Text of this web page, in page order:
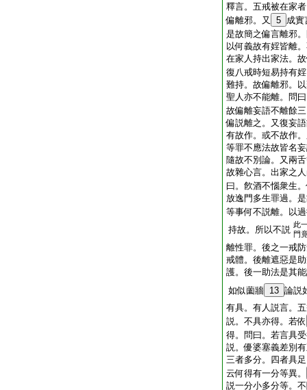
釋言。五戒被在家
偏離邪。又
5 成實
是故簡之偏言離邪
以何義故有婬皆離
在家人持出家法。
復八戒時短易持有
難持。故偏離邪。
聖人亦不能離。問
故偏離妄語不離餘
偏説離之。又復妄
有故作。或不故作
等罪不應法故皆名
隨故不別論。又兩
故雜心言。出家之
曰。飮酒不惱衆生
放逸門多生罪過。
等事何不説離。以
持故。所以不説 此
門
離性罪。後之一戒
戒體。後離遮惡是
護。後一助法是其
如似薗牆 13 論説
有具。有人説言。
説。不具亦得。若依
得。問曰。若言具
説。優婆塞義差別
三者多分。四者具
云何得有一分等異。
説一分小多分等。